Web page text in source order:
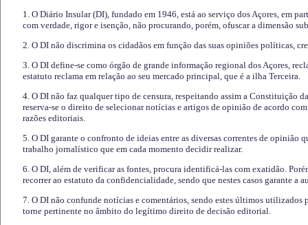
1. O Diário Insular (DI), fundado em 1946, está ao serviço dos Açores, em
com verdade, rigor e isenção, não procurando, porém, ofuscar a dimensão
2. O DI não discrimina os cidadãos em função das suas opiniões políticas,
3. O DI define-se como órgão de grande informação regional dos Açores,
estatuto reclama em relação ao seu mercado principal, que é a ilha Terceira.
4. O DI não faz qualquer tipo de censura, respeitando assim a Constituição
reserva-se o direito de selecionar notícias e artigos de opinião de acordo
razões editoriais.
5. O DI garante o confronto de ideias entre as diversas correntes de opinião
trabalho jornalístico que em cada momento decidir realizar.
6. O DI, além de verificar as fontes, procura identificá-las com exatidão.
recorrer ao estatuto da confidencialidade, sendo que nestes casos garante a
7. O DI não confunde notícias e comentários, sendo estes últimos utilizados
torne pertinente no âmbito do legítimo direito de decisão editorial.